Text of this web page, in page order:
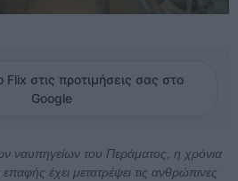
στις προτιμήσεις σας στο
Google
ναυπηγείων του Περάματος, η χρόνια
έχει μετατρέψει τις ανθρώπινες